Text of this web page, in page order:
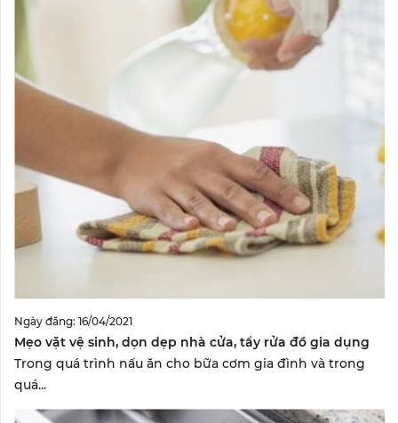
Ngày đăng: 16/04/2021
Mẹo vặt vệ sinh, dọn dẹp nhà cửa, tẩy rửa đồ gia dụng
Trong quá trình nấu ăn cho bữa cơm gia đình và trong
quá...